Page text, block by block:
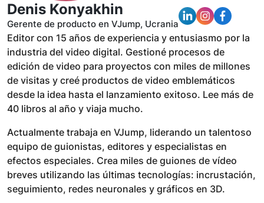
Denis Konyakhin
Gerente de producto en VJump, Ucrania
Editor con 15 años de experiencia y entusiasmo por la
industria del video digital. Gestioné procesos de
edición de video para proyectos con miles de millones
de visitas y creé productos de video emblemáticos
desde la idea hasta el lanzamiento exitoso. Lee más de
40 libros al año y viaja mucho.
Actualmente trabaja en VJump, liderando un talentoso
equipo de guionistas, editores y especialistas en
efectos especiales. Crea miles de guiones de vídeo
breves utilizando las últimas tecnologías: incrustación,
seguimiento, redes neuronales y gráficos en 3D.